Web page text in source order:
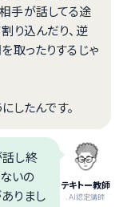
手が話してる途
割り込んだり、逆
を取ったりするじゃ
したんです。
テキトー教師
.AI認定講師
話し終
いの
ありまし